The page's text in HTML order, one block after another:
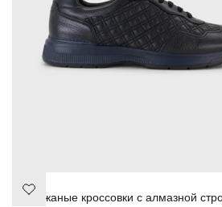
Кожаные кроссовки с алмазной